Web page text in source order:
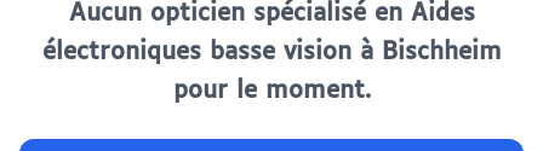
Aucun opticien spécialisé en Aides
électroniques basse vision à Bischheim
pour le moment.